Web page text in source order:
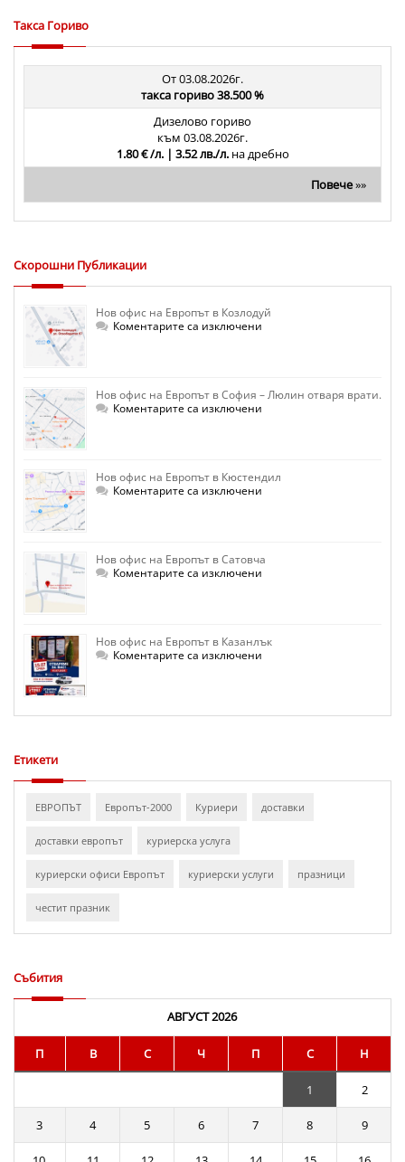
Такса Гориво
От 03.08.2026г.
такса гориво 38.500 %
Дизелово гориво
към 03.08.2026г.
1.80 € /л. | 3.52 лв./л.на дребно
Повече»»
Скорошни Публикации
Нов офис на Европът в Козлодуй
Коментарите са изключени
Козлодуй
Нов офис на Европът в София – Люлин отваря врати.
Коментарите са изключени
София
Нов офис на Европът в Кюстендил
Коментарите са изключени
Кюстендил
Нов офис на Европът в Сатовча
Коментарите са изключени
Сатовча
Нов офис на Европът в Казанлък
Коментарите са изключени
в
Етикети
ЕВРОПЪТ Европът-2000 Куриери доставки
доставки европът куриерска услуга
куриерски офиси Европът куриерски услуги празници
честит празник
Събития
АВГУСТ 2026
П В С Ч П С Н
1 2
3 4 5 6 7 8 9